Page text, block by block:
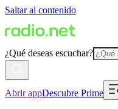
Saltar al contenido
¿Qué deseas escuchar?
Abrir appDescubre Prime